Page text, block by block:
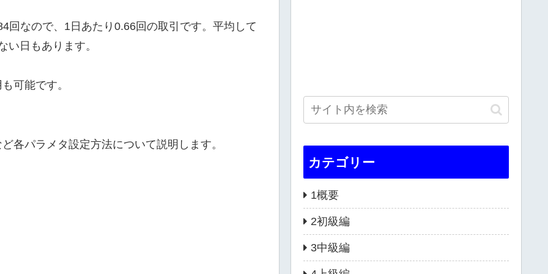
回なので、1日あたり0.66回の取引です。平均して
い日もあります。
可能です。
各パラメタ設定方法について説明します。
カテゴリー
1概要
2初級編
3中級編